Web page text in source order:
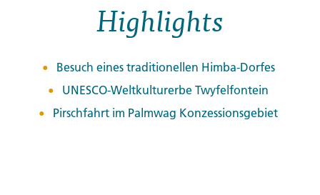
Highlights
Besuch eines traditionellen Himba-Dorfes
UNESCO-Weltkulturerbe Twyfelfontein
Pirschfahrt im Palmwag Konzessionsgebiet